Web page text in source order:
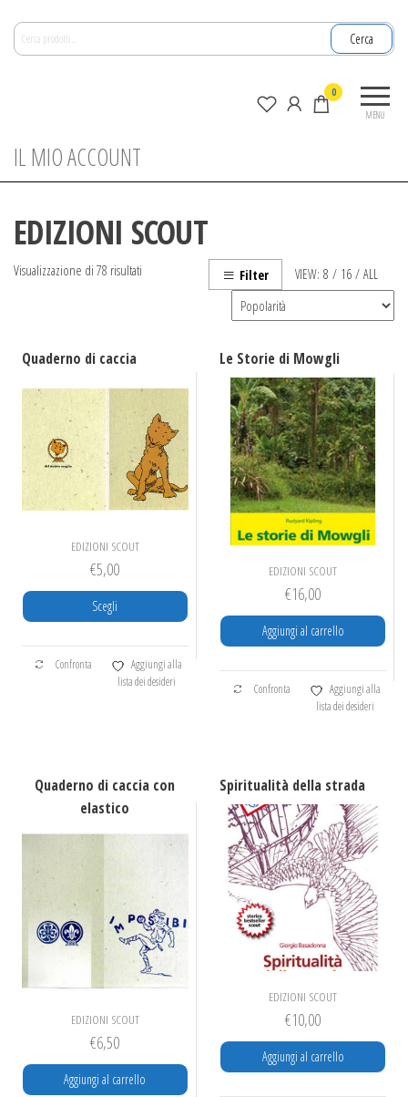
Cerca: Cerca
zagara
MENU
0
IL MIO ACCOUNT
EDIZIONI SCOUT
VIEW: 8 / 16 / ALL
Filter
Visualizzazione di 78 risultati
Quaderno di caccia
EDIZIONI SCOUT
€5,00
Scegli
Questo
prodotto
opzioni
possono
prodotto
Confronta
Aggiungi alla
lista dei desideri
Le Storie di Mowgli
EDIZIONI SCOUT
€16,00
Aggiungi al carrello
Confronta
Aggiungi alla
lista dei desideri
Quaderno di caccia con
elastico
EDIZIONI SCOUT
€6,50
Aggiungi al carrello
Spiritualità della strada
EDIZIONI SCOUT
€10,00
Aggiungi al carrello